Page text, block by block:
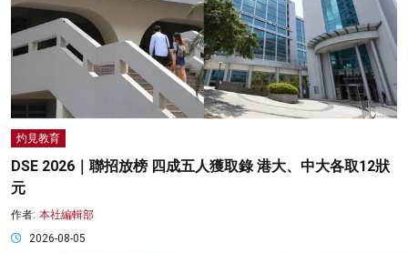
灼見教育
DSE 2026｜聯招放榜 四成五人獲取錄 港大、中大各取12狀
元
作者: 本社編輯部
2026-08-05